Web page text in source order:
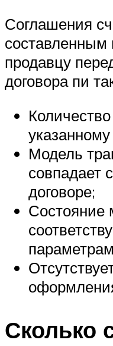
Соглашения
составленным
продавцу
договора пи
Модель
совпадает
договоре;
Сколько